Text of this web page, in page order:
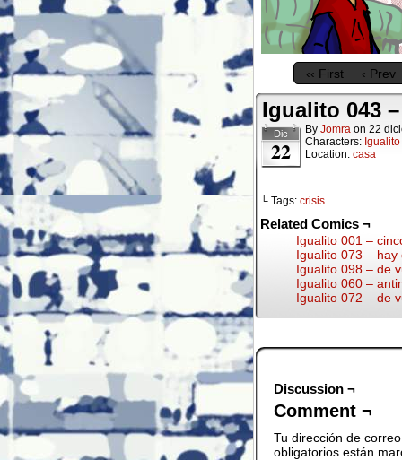
‹‹ First ‹ Prev
Igualito 043
Dic
22
By Jomra on 22
Characters: Igualito
Location: casa
└ Tags: crisis
Related Comics ¬
Igualito 001 –
Igualito 073 – hay
Igualito 098 – de
Igualito 060 –
Igualito 072 – de
Discussion ¬
Comment ¬
Tu dirección de
obligatorios están